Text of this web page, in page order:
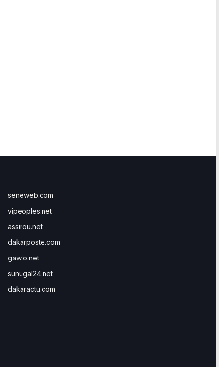
seneweb.com
vipeoples.net
assirou.net
dakarposte.com
gawlo.net
sunugal24.net
dakaractu.com